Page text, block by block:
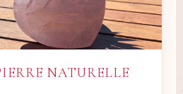
NATURELLE